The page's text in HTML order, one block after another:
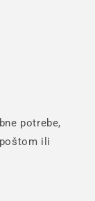
potrebe,
ili